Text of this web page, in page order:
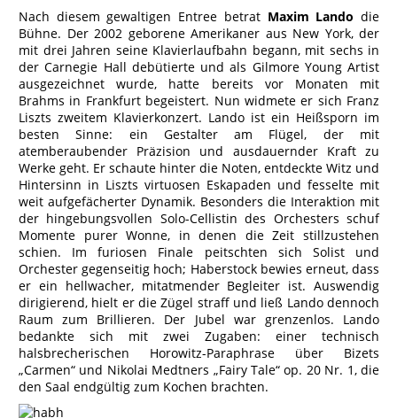
Nach diesem gewaltigen Entree betratMaxim Lando die
Bühne. Der 2002 geborene Amerikaner aus New York, der
mit drei Jahren seine Klavierlaufbahn begann, mit sechs in
der Carnegie Hall debütierte und als Gilmore Young Artist
ausgezeichnet wurde, hatte bereits vor Monaten mit
Brahms in Frankfurt begeistert. Nun widmete er sich Franz
Liszts zweitem Klavierkonzert. Lando ist ein Heißsporn im
besten Sinne: ein Gestalter am Flügel, der mit
atemberaubender Präzision und ausdauernder Kraft zu
Werke geht. Er schaute hinter die Noten, entdeckte Witz und
Hintersinn in Liszts virtuosen Eskapaden und fesselte mit
weit aufgefächerter Dynamik. Besonders die Interaktion mit
der hingebungsvollen Solo-Cellistin des Orchesters schuf
Momente purer Wonne, in denen die Zeit stillzustehen
schien. Im furiosen Finale peitschten sich Solist und
Orchester gegenseitig hoch; Haberstock bewies erneut, dass
er ein hellwacher, mitatmender Begleiter ist. Auswendig
dirigierend, hielt er die Zügel straff und ließ Lando dennoch
Raum zum Brillieren. Der Jubel war grenzenlos. Lando
bedankte sich mit zwei Zugaben: einer technisch
halsbrecherischen Horowitz-Paraphrase über Bizets
„Carmen“ und Nikolai Medtners „Fairy Tale“ op. 20 Nr. 1, die
den Saal endgültig zum Kochen brachten.